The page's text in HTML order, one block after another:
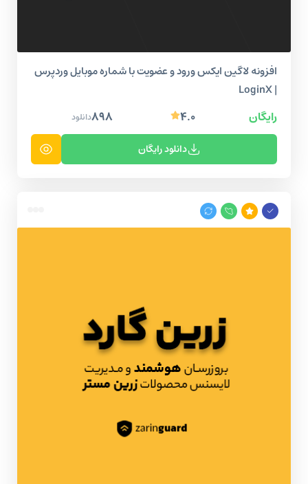
افزونه لاگین ایکس ورود و عضویت با شماره موبایل وردپرس
| LoginX
رایگان ۴.۰ ۸۹۸دانلود
دانلود رایگان